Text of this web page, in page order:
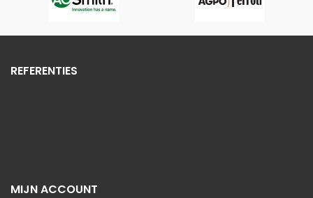
REFERENTIES
MIJN ACCOUNT